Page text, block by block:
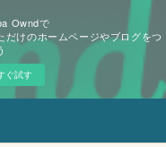
Owndで
だけのホームページやブログをつ
ぐ試す